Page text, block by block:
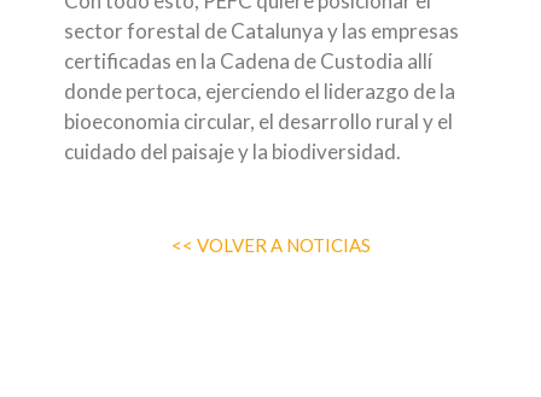
sector forestal de Catalunya y las empresas
certificadas en la Cadena de Custodia allí
donde pertoca, ejerciendo el liderazgo de la
bioeconomia circular, el desarrollo rural y el
cuidado del paisaje y la biodiversidad.
<< VOLVER A NOTICIAS